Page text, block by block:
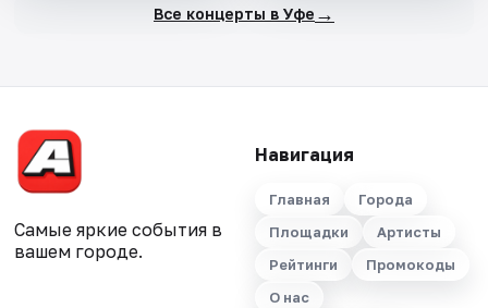
Все концерты в Уфе →
Самые яркие события в
вашем городе.
Навигация
Главная
Города
Площадки
Артисты
Рейтинги
Промокоды
О нас